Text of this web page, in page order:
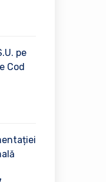
pe
Cod